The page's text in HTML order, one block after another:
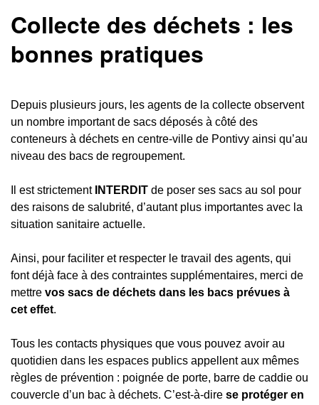
Collecte des déchets : les
bonnes pratiques
Depuis plusieurs jours, les agents de la collecte observent
un nombre important de sacs déposés à côté des
conteneurs à déchets en centre-ville de Pontivy ainsi qu’au
niveau des bacs de regroupement.
Il est strictement INTERDIT de poser ses sacs au sol pour
des raisons de salubrité, d’autant plus importantes avec la
situation sanitaire actuelle.
Ainsi, pour faciliter et respecter le travail des agents, qui
font déjà face à des contraintes supplémentaires, merci de
mettre vos sacs de déchets dans les bacs prévues à
cet effet.
Tous les contacts physiques que vous pouvez avoir au
quotidien dans les espaces publics appellent aux mêmes
règles de prévention : poignée de porte, barre de caddie ou
couvercle d’un bac à déchets. C’est-à-dire se protéger en